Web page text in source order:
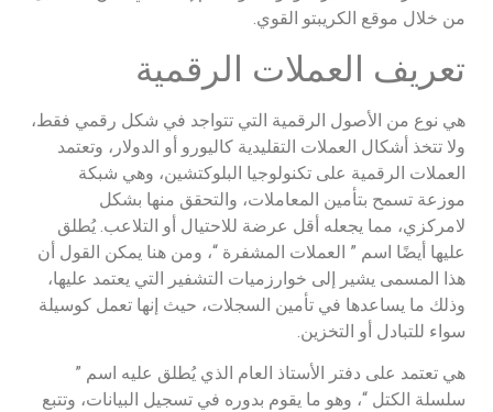
من خلال موقع الكريبتو القوي.
تعريف العملات الرقمية
هي نوع من الأصول الرقمية التي تتواجد في شكل رقمي فقط،
ولا تتخذ أشكال العملات التقليدية كاليورو أو الدولار، وتعتمد
العملات الرقمية على تكنولوجيا البلوكتشين، وهي شبكة
موزعة تسمح بتأمين المعاملات، والتحقق منها بشكل
لامركزي، مما يجعله أقل عرضة للاحتيال أو التلاعب. يُطلق
عليها أيضًا اسم ” العملات المشفرة “، ومن هنا يمكن القول أن
هذا المسمى يشير إلى خوارزميات التشفير التي يعتمد عليها،
وذلك ما يساعدها في تأمين السجلات، حيث إنها تعمل كوسيلة
سواء للتبادل أو التخزين.
هي تعتمد على دفتر الأستاذ العام الذي يُطلق عليه اسم ”
سلسلة الكتل “، وهو ما يقوم بدوره في تسجيل البيانات، وتتبع